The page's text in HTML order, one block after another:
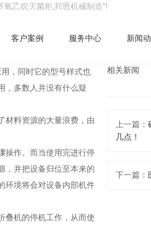
乙烷灭菌柜,邦恩机械制造"!
客户案例 服务中心 新闻
，同时它的型号样式也
，多数人并没有什么疑
料资源的大量浪费，由
作。而当使用完进行停
，并把设备归位至本来的
环境将会对设备内部机件
叠机的停机工作，从而使
相关新闻
上一篇：
几点！
下一篇：